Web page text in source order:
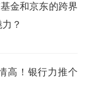
金和京东的跨界
？
高！银行力推个